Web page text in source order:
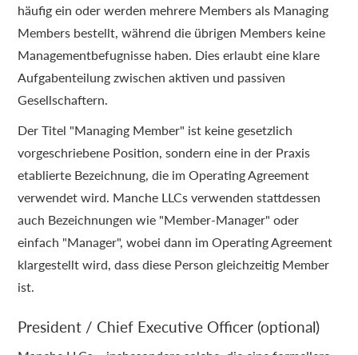
häufig ein oder werden mehrere Members als Managing
Members bestellt, während die übrigen Members keine
Managementbefugnisse haben. Dies erlaubt eine klare
Aufgabenteilung zwischen aktiven und passiven
Gesellschaftern.
Der Titel "Managing Member" ist keine gesetzlich
vorgeschriebene Position, sondern eine in der Praxis
etablierte Bezeichnung, die im Operating Agreement
verwendet wird. Manche LLCs verwenden stattdessen
auch Bezeichnungen wie "Member-Manager" oder
einfach "Manager", wobei dann im Operating Agreement
klargestellt wird, dass diese Person gleichzeitig Member
ist.
President / Chief Executive Officer (optional)